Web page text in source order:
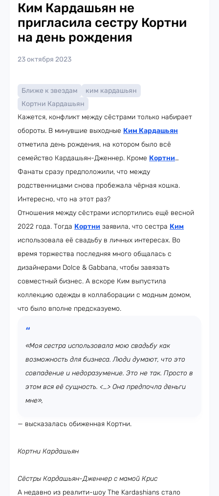
Ким Кардашьян не
пригласила сестру Кортни
на день рождения
23 октября 2023
Ближе к звездам
ким кардашьян
Кортни Кардашьян
Кажется, конфликт между сёстрами только набирает
обороты. В минувшие выходные Ким Кардашьян
отметила день рождения, на котором было всё
семейство Кардашьян-Дженнер. Кроме Кортни…
Фанаты сразу предположили, что между
родственницами снова пробежала чёрная кошка.
Интересно, что на этот раз?
Отношения между сёстрами испортились ещё весной
2022 года. Тогда Кортни заявила, что сестра Ким
использовала её свадьбу в личных интересах. Во
время торжества последняя много общалась с
дизайнерами Dolce & Gabbana, чтобы завязать
совместный бизнес. А вскоре Ким выпустила
коллекцию одежды в коллаборации с модным домом,
что было вполне предсказуемо.
«Моя сестра использовала мою свадьбу как
возможность для бизнеса. Люди думают, что это
совпадение и недоразумение. Это не так. Просто в
этом вся её сущность. <…> Она предпочла деньги
мне»,
— высказалась обиженная Кортни.
Кортни Кардашьян
Сёстры Кардашьян-Дженнер с мамой Крис
А недавно из реалити-шоу The Kardashians стало